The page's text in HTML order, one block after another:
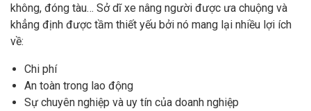
không, đóng tàu… Sở dĩ xe nâng người được ưa chuộng và
khẳng định được tầm thiết yếu bởi nó mang lại nhiều lợi ích
về:
Chi phí
An toàn trong lao động
Sự chuyên nghiệp và uy tín của doanh nghiệp